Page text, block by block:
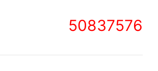
50837576